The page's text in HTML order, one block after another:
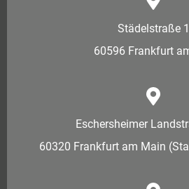
Städelstraße
60596 Frankfurt
Eschersheimer
60320 Frankfurt am Main